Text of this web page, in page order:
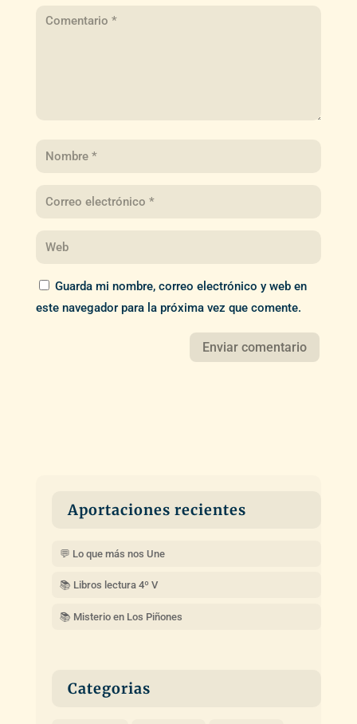
Guarda mi nombre, correo electrónico y web en
este navegador para la próxima vez que comente.
Aportaciones recientes
💬 Lo que más nos Une
📚 Libros lectura 4º V
📚 Misterio en Los Piñones
Categorias